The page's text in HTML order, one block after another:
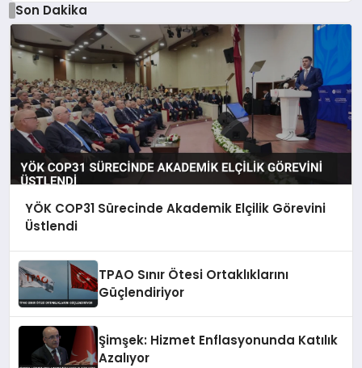
Son Dakika
YÖK COP31 Sürecinde Akademik Elçilik Görevini
Üstlendi
TPAO Sınır Ötesi Ortaklıklarını
Güçlendiriyor
Şimşek: Hizmet Enflasyonunda Katılık
Azalıyor